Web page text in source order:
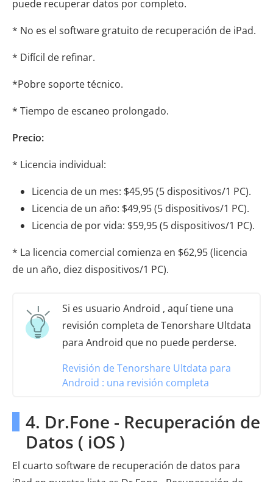
puede recuperar datos por completo.
* No es el software gratuito de recuperación de iPad.
* Difícil de refinar.
*Pobre soporte técnico.
* Tiempo de escaneo prolongado.
Precio:
* Licencia individual:
Licencia de un mes: $45,95 (5 dispositivos/1 PC).
Licencia de un año: $49,95 (5 dispositivos/1 PC).
Licencia de por vida: $59,95 (5 dispositivos/1 PC).
* La licencia comercial comienza en $62,95 (licencia
de un año, diez dispositivos/1 PC).
Si es usuario Android , aquí tiene una
revisión completa de Tenorshare Ultdata
para Android que no puede perderse.
Revisión de Tenorshare Ultdata para
Android : una revisión completa
4. Dr.Fone - Recuperación de
Datos ( iOS )
El cuarto software de recuperación de datos para